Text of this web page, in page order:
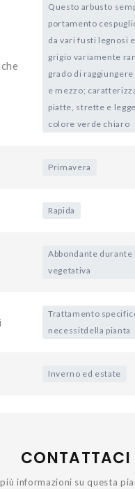
Questo arbusto
portamento
da vari fusti legnosi
grigio variamente
grado di
e mezzo;
piatte, strette e
colore verde chiaro
Primavera
Rapida
Abbondante durante
vegetativa
Trattamento
necessitdella pianta
Inverno ed estate
CONTATTACI
informazioni su questa